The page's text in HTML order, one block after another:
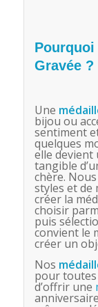
Gravée ?
Une
bijou ou
sentiment
quelques
elle
tangible
chère.
styles et de
créer la
choisir
puis
convient le
créer un
Nos
pour toutes
d’offrir une